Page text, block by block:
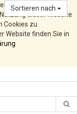
den bestmöglichen
dieser Website
zu.
Website finden Sie in
Sortieren nach